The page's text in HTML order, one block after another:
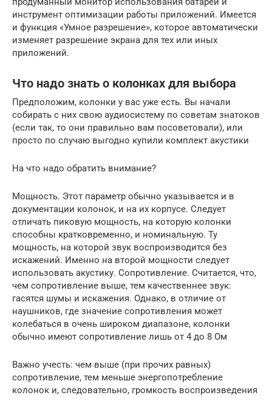
инструмент оптимизации работы приложений. Имеется
и функция «Умное разрешение», которое автоматически
изменяет разрешение экрана для тех или иных
приложений.
Что надо знать о колонках для выбора
Предположим, колонки у вас уже есть. Вы начали
собирать с них свою аудиосистему по советам знатоков
(если так, то они правильно вам посоветовали), или
просто по случаю выгодно купили комплект акустики
На что надо обратить внимание?
Мощность. Этот параметр обычно указывается и в
документации колонок, и на их корпусе. Следует
отличать пиковую мощность, на которую колонки
способны кратковременно, и номинальную. Ту
мощность, на которой звук воспроизводится без
искажений. Именно на второй мощности следует
использовать акустику. Сопротивление. Считается, что,
чем сопротивление выше, тем качественнее звук:
гасятся шумы и искажения. Однако, в отличие от
наушников, где значение сопротивления может
колебаться в очень широком диапазоне, колонки
обычно имеют сопротивление лишь от 4 до 8 Ом
Важно учесть: чем выше (при прочих равных)
сопротивление, тем меньше энергопотребление
колонок и, следовательно, громкость воспроизведения